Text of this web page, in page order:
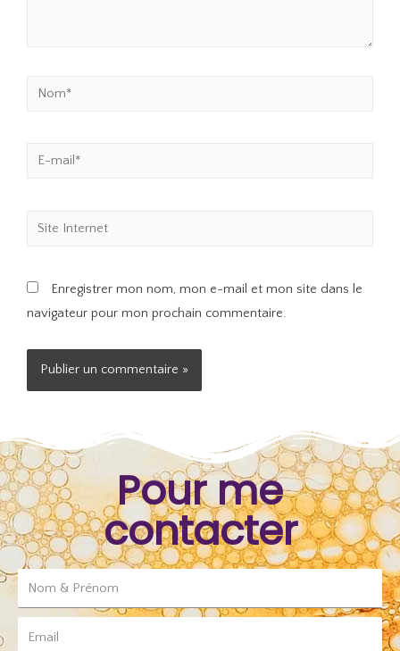
Enregistrer mon nom, mon e-mail et mon site dans le
navigateur pour mon prochain commentaire.
Pour me
contacter